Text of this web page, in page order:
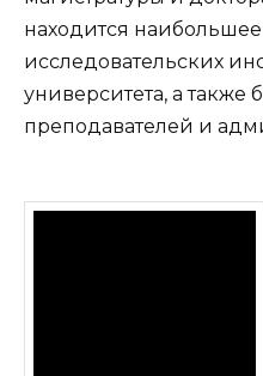
находится
исследовательских
университета, а также
преподавателей и